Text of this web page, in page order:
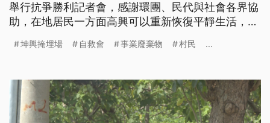
舉行抗爭勝利記者會，感謝環團、民代與社會各界協
助，在地居民一方面高興可以重新恢復平靜生活，另
運掩埋。
坤輿掩埋場 自救會 事業廢棄物 村民 ...